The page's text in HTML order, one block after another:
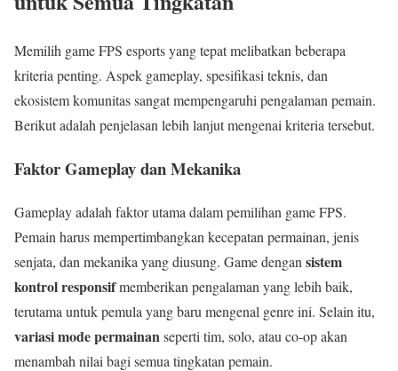
Memilih game FPS esports yang tepat melibatkan beberapa
kriteria penting. Aspek gameplay, spesifikasi teknis, dan
ekosistem komunitas sangat mempengaruhi pengalaman pemain.
Berikut adalah penjelasan lebih lanjut mengenai kriteria tersebut.
Faktor Gameplay dan Mekanika
Gameplay adalah faktor utama dalam pemilihan game FPS.
Pemain harus mempertimbangkan kecepatan permainan, jenis
senjata, dan mekanika yang diusung. Game dengan sistem
kontrol responsifmemberikan pengalaman yang lebih baik,
terutama untuk pemula yang baru mengenal genre ini. Selain itu,
variasi mode permainanseperti tim, solo, atau co-op akan
menambah nilai bagi semua tingkatan pemain.